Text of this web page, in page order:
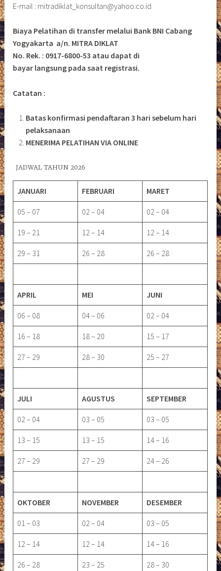
E-mail : mitradiklat_konsultan@yahoo.co.id
Biaya Pelatihan di transfer melalui Bank BNI Cabang
Yogyakarta a/n. MITRA DIKLAT
No. Rek. : 0917-6800-53 atau dapat di
bayar langsung pada saat registrasi.
Catatan :
Batas konfirmasi pendaftaran 3 hari sebelum hari
pelaksanaan
MENERIMA PELATIHAN VIA ONLINE
JADWAL TAHUN 2026
JANUARI FEBRUARI MARET
05 – 07 02 – 04 02 – 04
19 – 21 12 – 14 12 – 14
29 – 31 26 – 28 26 – 28
APRIL MEI JUNI
06 – 08 04 – 06 02 – 04
16 – 18 18 – 20 15 – 17
27 – 29 28 – 30 25 – 27
JULI AGUSTUS SEPTEMBER
02 – 04 03 – 05 03 – 05
13 – 15 13 – 15 14 – 16
27 – 29 27 – 29 24 – 26
OKTOBER NOVEMBER DESEMBER
01 – 03 02 – 04 03 – 05
12 – 14 12 – 14 14 – 16
26 – 28 23 – 25 28 – 30